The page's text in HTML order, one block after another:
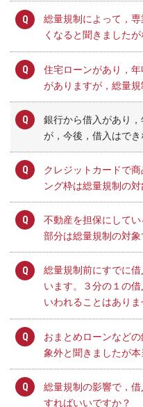
総量規制によって，
くなると聞きました
住宅ローンがあり，
がありますが，総量
銀行から借入があり
が，今後，借入はで
クレジットカードで
ング枠は総量規制の
不動産を担保にして
部分は総量規制の対象
総量規制前にすでに
います。３分の１の
いわれることはありま
おまとめローンなど
象外と聞きましたが本
総量規制の影響で，
すればいいですか？